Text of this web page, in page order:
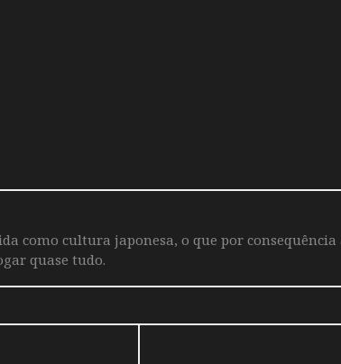
como cultura japonesa, o que por
quase tudo.